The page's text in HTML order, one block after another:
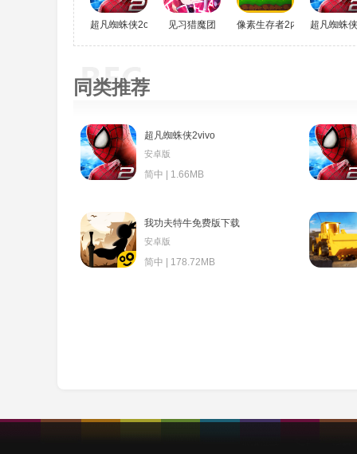
超凡蜘蛛侠2oppo 见习猎魔团 像素生存者2内置菜单超凡蜘蛛
同类推荐
超凡蜘蛛侠2vivo
安卓版
简中 | 1.66MB
我功夫特牛免费版下载
安卓版
简中 | 178.72MB